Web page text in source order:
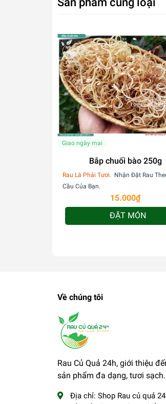
Giao ngày mai
Bắp chuối bào 250g
Rau Là Phải Tươi. Nhận Đặt Rau
Cầu Của Bạn.
15.000₫
ĐẶT MÓN
Về chúng tôi
Rau Củ Quả 24h, giới thiệu
sản phẩm đa dạng, tươi sạch.
Địa chỉ: Shop Rau củ quả